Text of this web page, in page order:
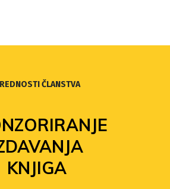
ČLANSTVA
KNJIGA